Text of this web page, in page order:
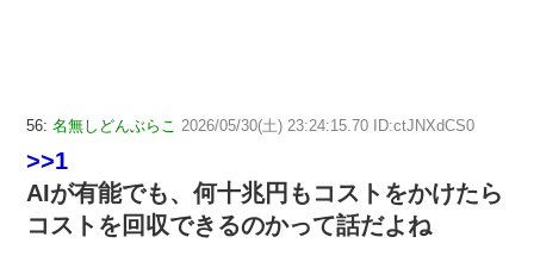
56: 名無しどんぶらこ 2026/05/30(土) 23:24:15.70 ID:ctJNXdCS0
>>1
AIが有能でも、何十兆円もコストをかけたら
コストを回収できるのかって話だよね